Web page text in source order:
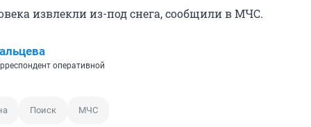
извлекли из-под снега, сообщили в МЧС.
оперативной
Поиск МЧС